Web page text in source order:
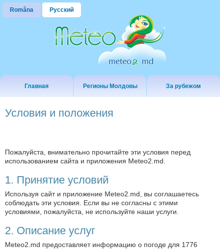
Româna Русский
Главная Регионы Молдовы За рубежом
Условия и положения
Пожалуйста, внимательно прочитайте эти условия перед
использованием сайта и приложения Meteo2.md.
1. Принятие условий
Используя сайт и приложение Meteo2.md, вы соглашаетесь
соблюдать эти условия. Если вы не согласны с этими
условиями, пожалуйста, не используйте наши услуги.
2. Описание услуг
Meteo2.md предоставляет информацию о погоде для 1776